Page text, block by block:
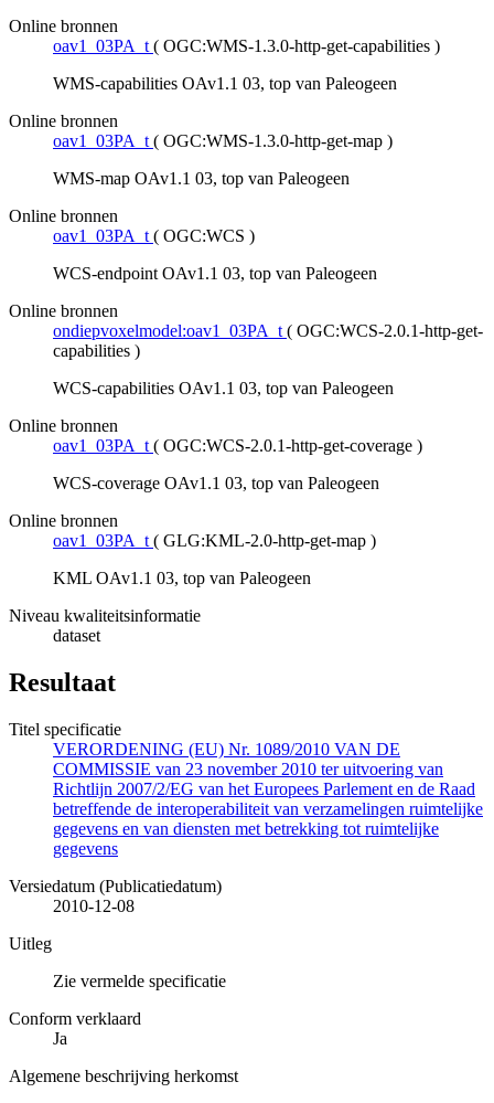
Online bronnen
oav1_03PA_t ( OGC:WMS-1.3.0-http-get-capabilities )
WMS-capabilities OAv1.1 03, top van Paleogeen
Online bronnen
oav1_03PA_t ( OGC:WMS-1.3.0-http-get-map )
WMS-map OAv1.1 03, top van Paleogeen
Online bronnen
oav1_03PA_t ( OGC:WCS )
WCS-endpoint OAv1.1 03, top van Paleogeen
Online bronnen
ondiepvoxelmodel:oav1_03PA_t ( OGC:WCS-2.0.1-http-get-
capabilities )
WCS-capabilities OAv1.1 03, top van Paleogeen
Online bronnen
oav1_03PA_t ( OGC:WCS-2.0.1-http-get-coverage )
WCS-coverage OAv1.1 03, top van Paleogeen
Online bronnen
oav1_03PA_t ( GLG:KML-2.0-http-get-map )
KML OAv1.1 03, top van Paleogeen
Niveau kwaliteitsinformatie
dataset
Resultaat
Titel specificatie
VERORDENING (EU) Nr. 1089/2010 VAN DE
COMMISSIE van 23 november 2010 ter uitvoering van
Richtlijn 2007/2/EG van het Europees Parlement en de Raad
betreffende de interoperabiliteit van verzamelingen ruimtelijke
gegevens en van diensten met betrekking tot ruimtelijke
gegevens
Versiedatum (Publicatiedatum)
2010-12-08
Uitleg
Zie vermelde specificatie
Conform verklaard
Ja
Algemene beschrijving herkomst